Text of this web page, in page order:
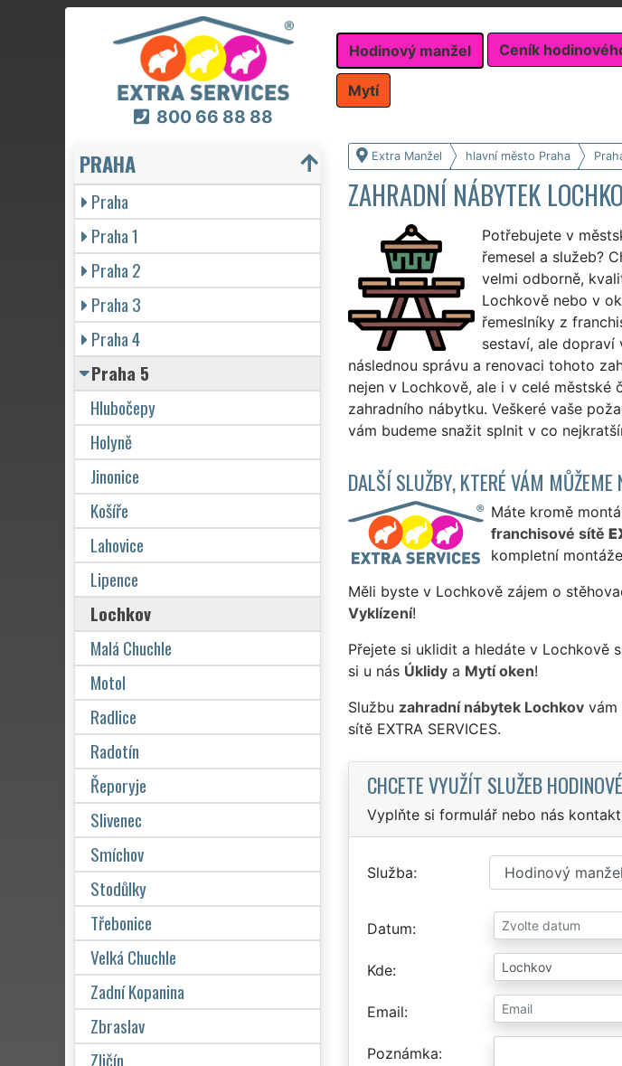
800 66 88 88
Hodinový manžel Ceník
Mytí
Extra Manžel hlavní město Praha
ZAHRADNÍ NÁBYTEK
Potřebujete v
řemesel a služeb?
velmi odborně,
Lochkově nebo v
řemeslníky z
sestaví, ale dopraví
následnou správu a renovaci tohoto
nejen v Lochkově, ale i v celé městské
zahradního nábytku. Veškeré vaše
vám budeme snažit splnit v co
DALŠÍ SLUŽBY, KTERÉ VÁM MŮŽEME
Máte kromě
franchisové sítě
kompletní
Měli byste v Lochkově zájem o
Vyklízení!
Přejete si uklidit a hledáte v Lochkově
si u nás Úklidya Mytí oken!
Službu zahradní nábytek Lochkovvám
sítě EXTRA SERVICES.
CHCETE VYUŽÍT SLUŽEB
Vyplňte si formulář nebo nás
Služba
Datum
Kde
Email
Poznámka
PRAHA
Praha
Praha 1
Praha 2
Praha 3
Praha 4
Praha 5
Hlubočepy
Holyně
Jinonice
Košíře
Lahovice
Lipence
Lochkov
Malá Chuchle
Motol
Radlice
Radotín
Řeporyje
Slivenec
Smíchov
Stodůlky
Třebonice
Velká Chuchle
Zadní Kopanina
Zbraslav
Zličín